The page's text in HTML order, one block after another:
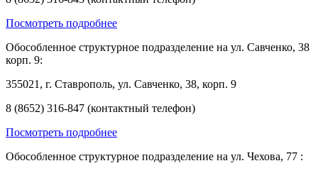
Посмотреть подробнее
Обособленное структурное подразделение на ул. Савченко, 38
корп. 9:
355021, г. Ставрополь, ул. Савченко, 38, корп. 9
8 (8652) 316-847 (контактный телефон)
Посмотреть подробнее
Обособленное структурное подразделение на ул. Чехова, 77 :